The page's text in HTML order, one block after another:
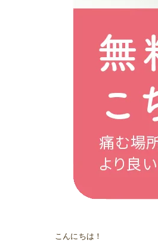
こんにちは！